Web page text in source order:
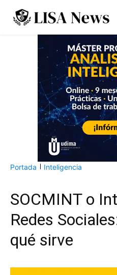
Portada Inteligencia
SOCMINT o
Redes
qué sirve